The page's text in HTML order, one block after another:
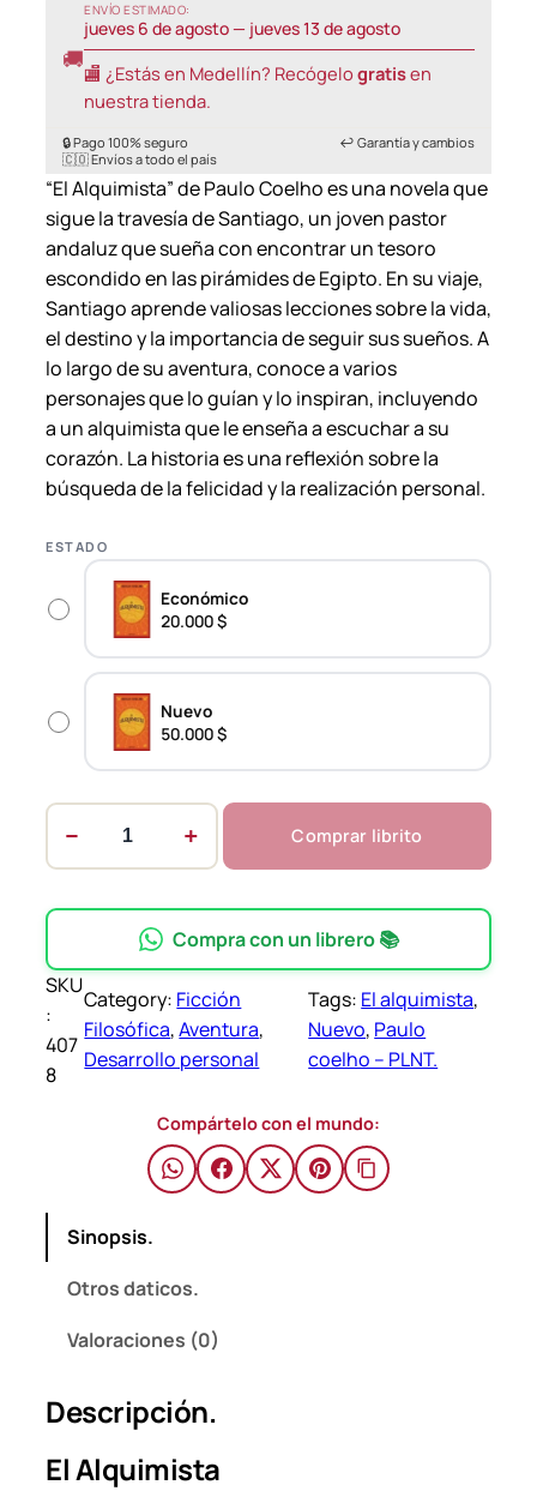
r
a
:
2
0
.
0
0
0
$
h
r
u
5
0
0
0
0
🚚
ENVÍO ESTIMADO:
jueves 6 de agosto — jueves 13 de agosto
🏬 ¿Estás en Medellín? Recógelo gratisen
nuestra tienda.
🔒 Pago 100% seguro
↩️ Garantía y cambios
🇨🇴 Envíos a todo el país
“El Alquimista” de Paulo Coelho es una novela que
sigue la travesía de Santiago, un joven pastor
andaluz que sueña con encontrar un tesoro
escondido en las pirámides de Egipto. En su viaje,
Santiago aprende valiosas lecciones sobre la vida,
el destino y la importancia de seguir sus sueños. A
lo largo de su aventura, conoce a varios
personajes que lo guían y lo inspiran, incluyendo
a un alquimista que le enseña a escuchar a su
corazón. La historia es una reflexión sobre la
búsqueda de la felicidad y la realización personal.
ESTADO
Económico
20.000 $
Nuevo
50.000 $
a
q
u
i
m
i
–
a
o
l
− + Comprar librito
Compra con un librero 📚
SKU
:
407
8
Category: Ficción
Filosófica, Aventura
Desarrollo personal
Tags: El alquimista
Nuevo, Paulo
coelho – PLNT.
Compártelo con el mundo:
Sinopsis.
Otros daticos.
Valoraciones (0)
Descripción.
El Alquimista